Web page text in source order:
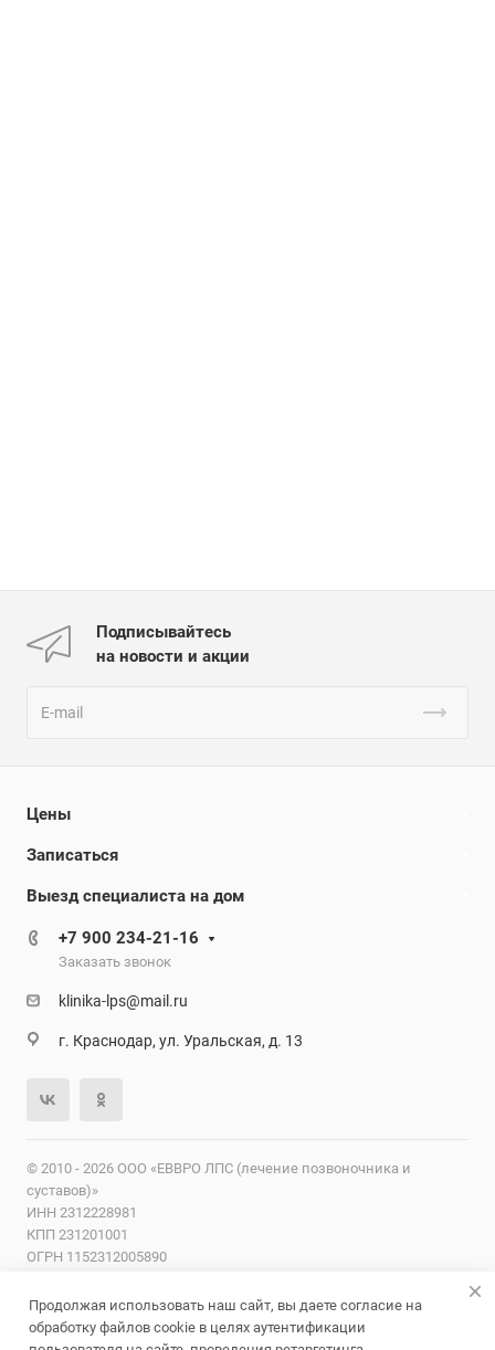
Подписывайтесь
на новости и акции
Цены
Записаться
Выезд специалиста на дом
+7 900 234-21-16
Заказать звонок
klinika-lps@mail.ru
г. Краснодар, ул. Уральская, д. 13
© 2010 - 2026 ООО «ЕВВРО ЛПС (лечение позвоночника и
суставов)»
ИНН 2312228981
КПП 231201001
ОГРН 1152312005890
Лицензии Надзорные органы Карта сайта
обработку персональных данных
Политика
Продолжая использовать наш сайт, вы даете согласие на
обработку файлов cookie в целях аутентификации